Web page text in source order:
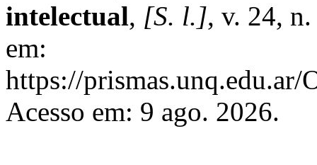
intelectual, [S. l.], v. 24,
em:
https://prismas.unq.edu.ar/
Acesso em: 9 ago. 2026.